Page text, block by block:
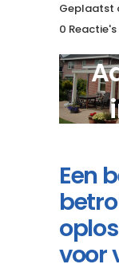
Geplaatst
0 Reactie's
Een
voor